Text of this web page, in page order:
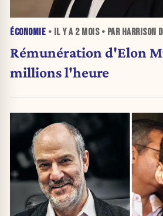
ÉCONOMIE • IL Y A 2 MOIS• PAR HARRISON
Rémunération d'Elon
millions l'heure